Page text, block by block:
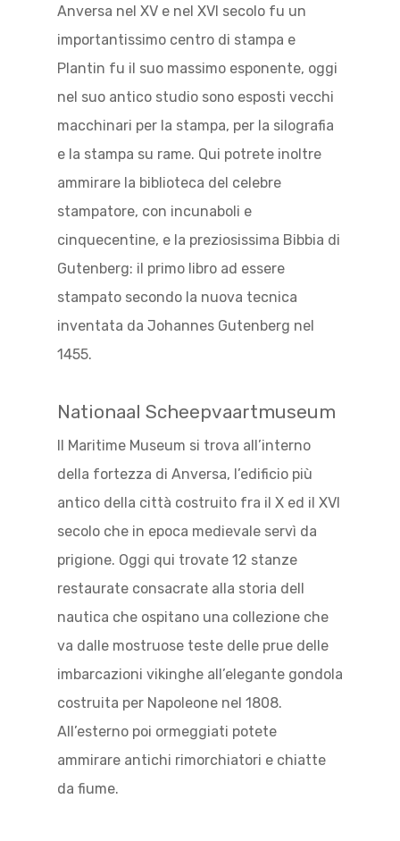
Anversa nel XV e nel XVI secolo fu un
importantissimo centro di stampa e
Plantin fu il suo massimo esponente, oggi
nel suo antico studio sono esposti vecchi
macchinari per la stampa, per la silografia
e la stampa su rame. Qui potrete inoltre
ammirare la biblioteca del celebre
stampatore, con incunaboli e
cinquecentine, e la preziosissima Bibbia di
Gutenberg: il primo libro ad essere
stampato secondo la nuova tecnica
inventata da Johannes Gutenberg nel
1455.
Nationaal Scheepvaartmuseum
Il Maritime Museum si trova all’interno
della fortezza di Anversa, l’edificio più
antico della città costruito fra il X ed il XVI
secolo che in epoca medievale servì da
prigione. Oggi qui trovate 12 stanze
restaurate consacrate alla storia dell
nautica che ospitano una collezione che
va dalle mostruose teste delle prue delle
imbarcazioni vikinghe all’elegante gondola
costruita per Napoleone nel 1808.
All’esterno poi ormeggiati potete
ammirare antichi rimorchiatori e chiatte
da fiume.